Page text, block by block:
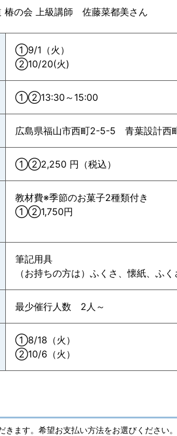
椿の会 上級講師 佐藤菜都美さん
①9/1（火）
②10/20(火)
①②13:30～15:00
広島県福山市西町2-5-5 青葉設計西
①②2,250 円（税込）
教材費※季節のお菓子2種類付き
①②1,750円
筆記用具
（お持ちの方は）ふくさ、懐紙、ふ
最少催行人数 2人～
①8/18（火）
②10/6（火）
きます。希望お支払い方法をお選びください